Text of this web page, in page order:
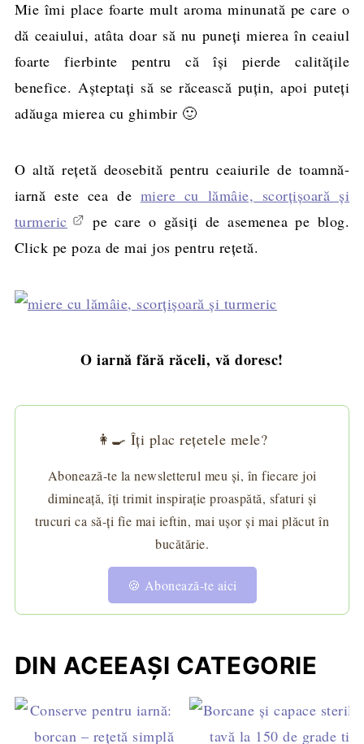
Mie îmi place foarte mult aroma minunată pe care o
dă ceaiului, atâta doar să nu puneţi mierea în ceaiul
foarte fierbinte pentru că îşi pierde calităţile
benefice. Aşteptaţi să se răcească puţin, apoi puteţi
adăuga mierea cu ghimbir 🙂
O altă rețetă deosebită pentru ceaiurile de toamnă-
iarnă este cea de miere cu lămâie, scorțișoară și
turmeric
pe care o găsiți de asemenea pe blog.
Click pe poza de mai jos pentru reţetă.
O iarnă fără răceli, vă doresc!
👩‍🍳 Îți plac rețetele mele?
Abonează-te la newsletterul meu și, în fiecare joi
dimineață, îți trimit inspirație proaspătă, sfaturi și
trucuri ca să-ți fie mai ieftin, mai ușor și mai plăcut în
bucătărie.
🍪 Abonează-te aici
DIN ACEEAȘI CATEGORIE